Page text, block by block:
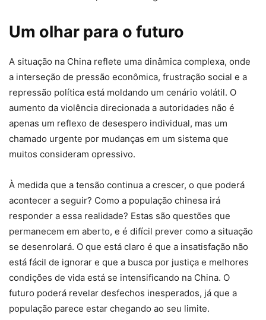
Um olhar para o futuro
A situação na China reflete uma dinâmica complexa, onde
a interseção de pressão econômica, frustração social e a
repressão política está moldando um cenário volátil. O
aumento da violência direcionada a autoridades não é
apenas um reflexo de desespero individual, mas um
chamado urgente por mudanças em um sistema que
muitos consideram opressivo.
À medida que a tensão continua a crescer, o que poderá
acontecer a seguir? Como a população chinesa irá
responder a essa realidade? Estas são questões que
permanecem em aberto, e é difícil prever como a situação
se desenrolará. O que está claro é que a insatisfação não
está fácil de ignorar e que a busca por justiça e melhores
condições de vida está se intensificando na China. O
futuro poderá revelar desfechos inesperados, já que a
população parece estar chegando ao seu limite.